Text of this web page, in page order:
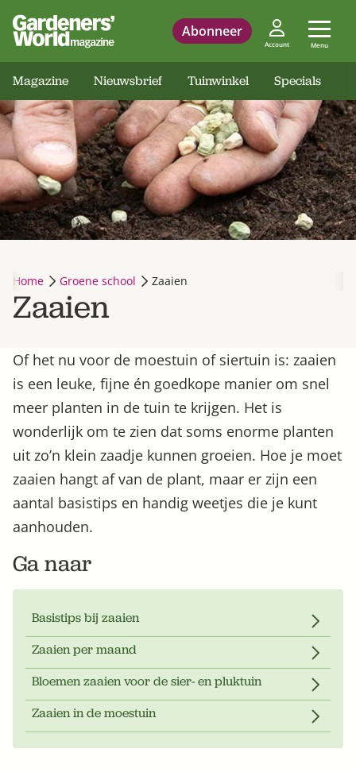
Abonneer
Account Menu
Gardeners’ World 08/2026
Bestel nu
Magazine Nieuwsbrief Tuinwinkel Specials
Home Groene school Zaaien
Zaaien
Of het nu voor de moestuin of siertuin is: zaaien
is een leuke, fijne én goedkope manier om snel
meer planten in de tuin te krijgen. Het is
wonderlijk om te zien dat soms enorme planten
uit zo’n klein zaadje kunnen groeien. Hoe je moet
zaaien hangt af van de plant, maar er zijn een
aantal basistips en handig weetjes die je kunt
aanhouden.
Ga naar
Basistips bij zaaien
Zaaien per maand
Bloemen zaaien voor de sier- en pluktuin
Zaaien in de moestuin